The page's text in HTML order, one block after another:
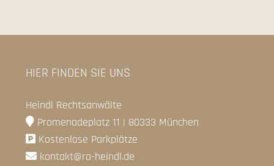
HIER FINDEN SIE UNS
Heindl Rechtsanwälte
Promenadeplatz 11 | 80333 München
Kostenlose Parkplätze
kontakt@ra-heindl.de